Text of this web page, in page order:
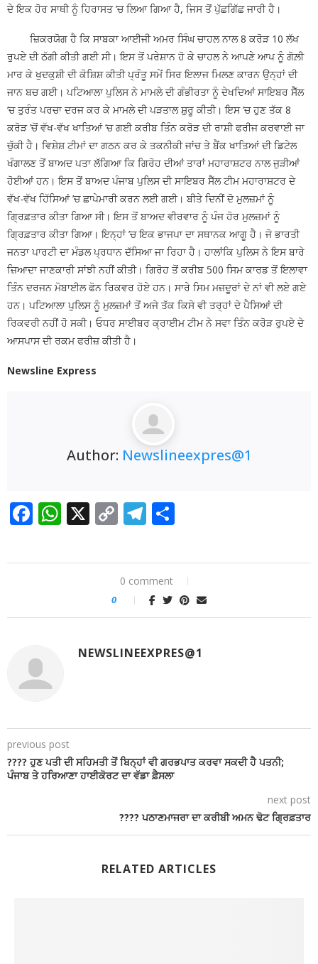
ਦੇ ਇਕ ਹੋਰ ਸਾਥੀ ਨੂੰ ਹਿਰਾਸਤ ’ਚ ਲਿਆ ਗਿਆ ਹੈ, ਜਿਸ ਤੋਂ ਪੁੱਛਗਿੱਛ ਜਾਰੀ ਹੈ।
ਜ਼ਿਕਰਯੋਗ ਹੈ ਕਿ ਸਾਬਕਾ ਆਈਜੀ ਅਮਰ ਸਿੰਘ ਚਾਹਲ ਨਾਲ 8 ਕਰੋੜ 10 ਲੱਖ
ਰੁਪਏ ਦੀ ਠੱਗੀ ਕੀਤੀ ਗਈ ਸੀ। ਇਸ ਤੋਂ ਪਰੇਸ਼ਾਨ ਹੋ ਕੇ ਚਾਹਲ ਨੇ ਆਪਣੇ ਆਪ ਨੂੰ ਗੋਲ਼ੀ
ਮਾਰ ਕੇ ਖੁਦਕੁਸ਼ੀ ਦੀ ਕੋਸ਼ਿਸ਼ ਕੀਤੀ ਪ੍ਰੰਤੂ ਸਮੇਂ ਸਿਰ ਇਲਾਜ ਮਿਲਣ ਕਾਰਨ ਉਨ੍ਹਾਂ ਦੀ
ਜਾਨ ਬਚ ਗਈ। ਪਟਿਆਲਾ ਪੁਲਿਸ ਨੇ ਮਾਮਲੇ ਦੀ ਗੰਭੀਰਤਾ ਨੂੰ ਦੇਖਦਿਆਂ ਸਾਇਬਰ ਸੈੱਲ
’ਚ ਤੁਰੰਤ ਪਰਚਾ ਦਰਜ ਕਰ ਕੇ ਮਾਮਲੇ ਦੀ ਪੜਤਾਲ ਸ਼ੁਰੂ ਕੀਤੀ। ਇਸ ’ਚ ਹੁਣ ਤੱਕ 8
ਕਰੋੜ ’ਚੋਂ ਵੱਖ-ਵੱਖ ਖਾਤਿਆਂ ’ਚ ਗਈ ਕਰੀਬ ਤਿੰਨ ਕਰੋੜ ਦੀ ਰਾਸ਼ੀ ਫਰੀਜ ਕਰਵਾਈ ਜਾ
ਚੁੱਕੀ ਹੈ। ਵਿਸ਼ੇਸ਼ ਟੀਮਾਂ ਦਾ ਗਠਨ ਕਰ ਕੇ ਤਕਨੀਕੀ ਜਾਂਚ ਤੇ ਬੈਂਕ ਖਾਤਿਆਂ ਦੀ ਡਿਟੇਲ
ਖੰਗਾਲਣ ਤੋਂ ਬਾਅਦ ਪਤਾ ਲੱਗਿਆ ਕਿ ਗਿਰੋਹ ਦੀਆਂ ਤਾਰਾਂ ਮਹਾਰਾਸ਼ਟਰ ਨਾਲ ਜੁੜੀਆਂ
ਹੋਈਆਂ ਹਨ। ਇਸ ਤੋਂ ਬਾਅਦ ਪੰਜਾਬ ਪੁਲਿਸ ਦੀ ਸਾਇਬਰ ਸੈੱਲ ਟੀਮ ਮਹਾਰਾਸ਼ਟਰ ਦੇ
ਵੱਖ-ਵੱਖ ਹਿੱਸਿਆਂ ’ਚ ਛਾਪੇਮਾਰੀ ਕਰਨ ਲਈ ਗਈ। ਬੀਤੇ ਦਿਨੀਂ ਦੋ ਮੁਲਜ਼ਮਾਂ ਨੂੰ
ਗ੍ਰਿਫ਼ਤਾਰ ਕੀਤਾ ਗਿਆ ਸੀ। ਇਸ ਤੋਂ ਬਾਅਦ ਵੀਰਵਾਰ ਨੂੰ ਪੰਜ ਹੋਰ ਮੁਲਜ਼ਮਾਂ ਨੂੰ
ਗ੍ਰਿਫ਼ਤਾਰ ਕੀਤਾ ਗਿਆ। ਇਨ੍ਹਾਂ ’ਚ ਇਕ ਭਾਜਪਾ ਦਾ ਸਥਾਨਕ ਆਗੂ ਹੈ। ਜੋ ਭਾਰਤੀ
ਜਨਤਾ ਪਾਰਟੀ ਦਾ ਮੰਡਲ ਪ੍ਰਧਾਨ ਦੱਸਿਆ ਜਾ ਰਿਹਾ ਹੈ। ਹਾਲਾਂਕਿ ਪੁਲਿਸ ਨੇ ਇਸ ਬਾਰੇ
ਜ਼ਿਆਦਾ ਜਾਣਕਾਰੀ ਸਾਂਝੀ ਨਹੀਂ ਕੀਤੀ। ਗਿਰੋਹ ਤੋਂ ਕਰੀਬ 500 ਸਿਮ ਕਾਰਡ ਤੋਂ ਇਲਾਵਾ
ਤਿੰਨ ਦਰਜਨ ਮੋਬਾਈਲ ਫੋਨ ਰਿਕਵਰ ਹੋਏ ਹਨ। ਸਾਰੇ ਸਿਮ ਮਜ਼ਦੂਰਾਂ ਦੇ ਨਾਂ ਵੀ ਲਏ ਗਏ
ਹਨ। ਪਟਿਆਲਾ ਪੁਲਿਸ ਨੂੰ ਮੁਲਜ਼ਮਾਂ ਤੋਂ ਅਜੇ ਤੱਕ ਕਿਸੇ ਵੀ ਤਰ੍ਹਾਂ ਦੇ ਪੈਸਿਆਂ ਦੀ
ਰਿਕਵਰੀ ਨਹੀਂ ਹੋ ਸਕੀ। ਓਧਰ ਸਾਈਬਰ ਕ੍ਰਾਈਮ ਟੀਮ ਨੇ ਸਵਾ ਤਿੰਨ ਕਰੋੜ ਰੁਪਏ ਦੇ
ਆਸਪਾਸ ਦੀ ਰਕਮ ਫਰੀਜ਼ ਕੀਤੀ ਹੈ।
Newsline Express
Author: Newslineexpres@1
Facebook
WhatsApp
X CopyTelegram
0 comment
0
NEWSLINEEXPRES@1
previous post
???? ਹੁਣ ਪਤੀ ਦੀ ਸਹਿਮਤੀ ਤੋਂ ਬਿਨ੍ਹਾਂ ਵੀ ਗਰਭਪਾਤ ਕਰਵਾ ਸਕਦੀ ਹੈ ਪਤਨੀ;
ਪੰਜਾਬ ਤੇ ਹਰਿਆਣਾ ਹਾਈਕੋਰਟ ਦਾ ਵੱਡਾ ਫ਼ੈਸਲਾ
next post
???? ਪਠਾਣਮਾਜਰਾ ਦਾ ਕਰੀਬੀ ਅਮਨ ਢੋਟ ਗ੍ਰਿਫ਼ਤਾਰ
RELATED ARTICLES